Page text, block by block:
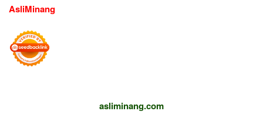
AsliMinang
asliminang.com